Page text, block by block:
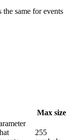
same for events
Max size
255